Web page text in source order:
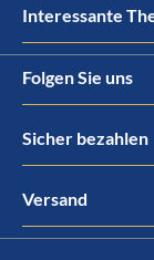
Interessante
Folgen Sie uns
Sicher bezahlen
Versand